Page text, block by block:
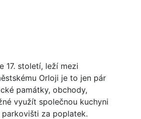
17. století, leží mezi
Orloji je to jen pár
památky, obchody,
využít společnou kuchyni
za poplatek.